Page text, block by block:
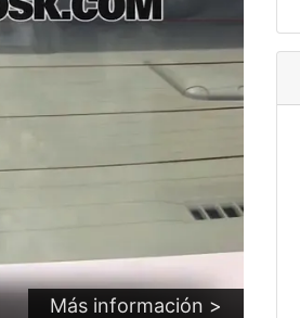
Más información >